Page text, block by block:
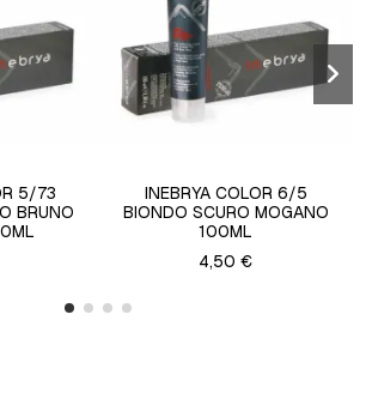
5/73
BRUNO
INEBRYA COLOR 6/5
BIONDO SCURO MOGANO
100ML
4,50 €